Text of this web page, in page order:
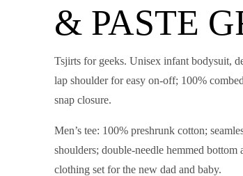
& PASTE
Tsjirts for geeks. Unisex infant bodysuit,
lap shoulder for easy on-off; 100%
snap closure.
Men’s tee: 100% preshrunk cotton;
shoulders; double-needle hemmed bottom
clothing set for the new dad and baby.